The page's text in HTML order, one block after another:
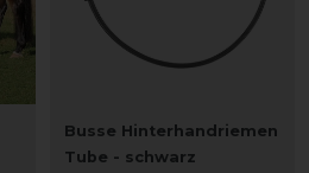
Busse Hinterhandriemen
Tube - schwarz